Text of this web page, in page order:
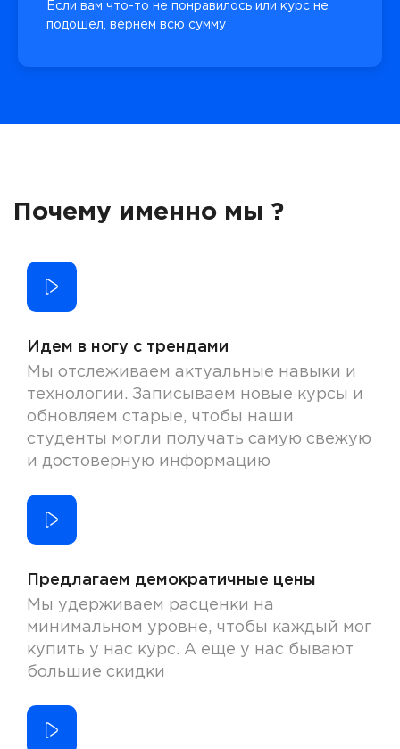
Если вам что-то не понравилось или курс не
подошел, вернем всю сумму
Почему именно мы ?
Идем в ногу с трендами
Мы отслеживаем актуальные навыки и
технологии. Записываем новые курсы и
обновляем старые, чтобы наши
студенты могли получать самую свежую
и достоверную информацию
Предлагаем демократичные цены
Мы удерживаем расценки на
минимальном уровне, чтобы каждый мог
купить у нас курс. А еще у нас бывают
большие скидки